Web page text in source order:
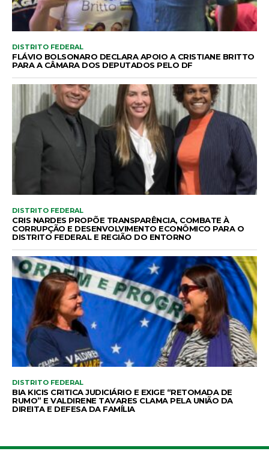
DISTRITO FEDERAL
FLÁVIO BOLSONARO DECLARA APOIO A CRISTIANE BRITTO
PARA A CÂMARA DOS DEPUTADOS PELO DF
DISTRITO FEDERAL
CRIS NARDES PROPÕE TRANSPARÊNCIA, COMBATE À
CORRUPÇÃO E DESENVOLVIMENTO ECONÔMICO PARA O
DISTRITO FEDERAL E REGIÃO DO ENTORNO
DISTRITO FEDERAL
BIA KICIS CRITICA JUDICIÁRIO E EXIGE “RETOMADA DE
RUMO” E VALDIRENE TAVARES CLAMA PELA UNIÃO DA
DIREITA E DEFESA DA FAMÍLIA